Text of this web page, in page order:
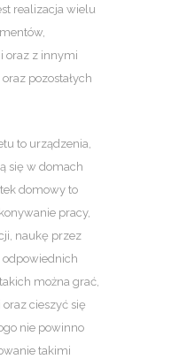
realizacja wielu
oraz z innymi
pozostałych
to urządzenia,
się w domach
domowy to
pracy,
naukę przez
można grać,
cieszyć się
nie powinno
takimi